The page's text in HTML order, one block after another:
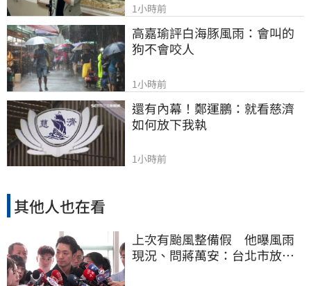
1小時前
高嘉瑜評白海豚風雨：會叫的
狗不會咬人
1小時前
還有內幕！鄭運鵬：就看慈濟
如何放下我執
1小時前
其他人也在看
上次有颱風整備假 他曝風雨
現況、問蔣萬安：台北市放假